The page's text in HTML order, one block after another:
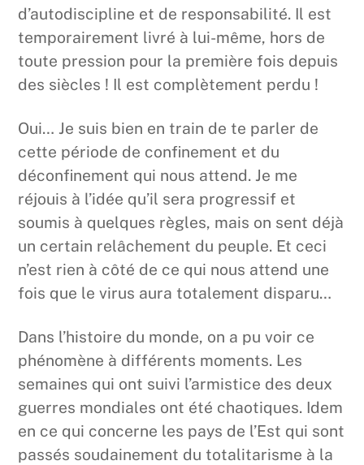
d’autodiscipline et de responsabilité. Il est
temporairement livré à lui-même, hors de
toute pression pour la première fois depuis
des siècles ! Il est complètement perdu !
Oui… Je suis bien en train de te parler de
cette période de confinement et du
déconfinement qui nous attend. Je me
réjouis à l’idée qu’il sera progressif et
soumis à quelques règles, mais on sent déjà
un certain relâchement du peuple. Et ceci
n’est rien à côté de ce qui nous attend une
fois que le virus aura totalement disparu…
Dans l’histoire du monde, on a pu voir ce
phénomène à différents moments. Les
semaines qui ont suivi l’armistice des deux
guerres mondiales ont été chaotiques. Idem
en ce qui concerne les pays de l’Est qui sont
passés soudainement du totalitarisme à la